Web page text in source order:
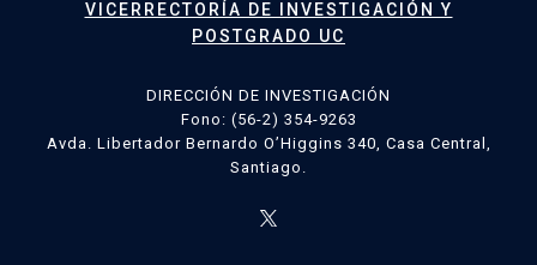
VICERRECTORÍA DE INVESTIGACIÓN Y
POSTGRADO UC
DIRECCIÓN DE INVESTIGACIÓN
Fono: (56-2) 354-9263
Avda. Libertador Bernardo O’Higgins 340, Casa Central,
Santiago.